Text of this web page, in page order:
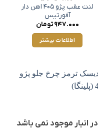
لنت عقب پژو 405 اهن دار
آفورتیس
947.000تومان
اطلاعات بیشتر
در انبار موجود نمی باشد